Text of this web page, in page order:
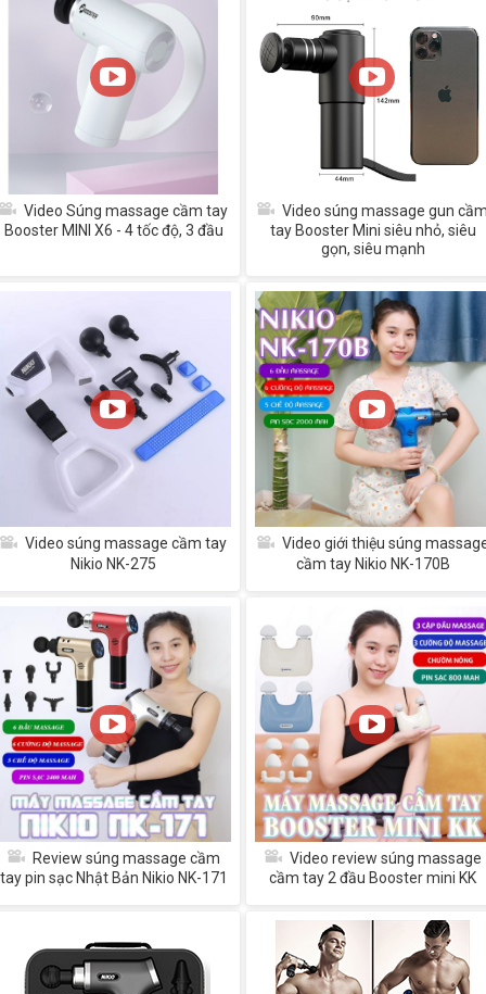
Video Súng massage cầm tay
Booster MINI X6 - 4 tốc độ, 3 đầu
Video súng massage gun
tay Booster Mini siêu nhỏ, siêu
gọn, siêu mạnh
Video súng massage cầm tay
Nikio NK-275
Video giới thiệu súng
cầm tay Nikio NK-170B
Review súng massage cầm
tay pin sạc Nhật Bản Nikio NK-171
Video review súng massage
cầm tay 2 đầu Booster mini KK